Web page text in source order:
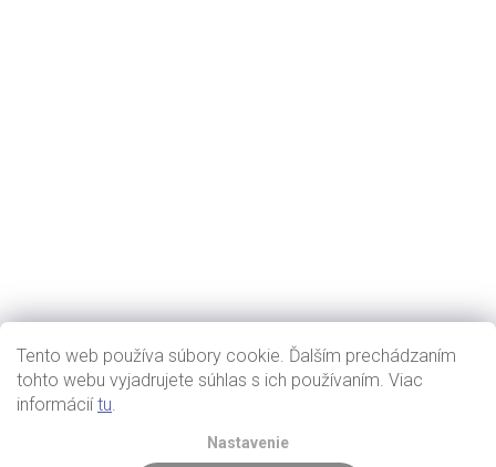
Tento web používa súbory cookie. Ďalším prechádzaním
tohto webu vyjadrujete súhlas s ich používaním. Viac
informáciítu.
Nastavenie